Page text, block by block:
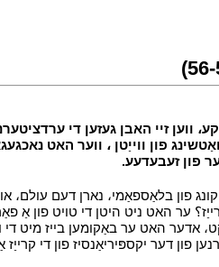
ווען זיי האבן געזען די
פון זעבעדעע.
פון בלאַספאַמי، נארן דעם עולם،
ער האט ניט היטן די טויט פון אַ
אדער האט ער באַקומען בייז
דער יקספּיריאַנסיז פון די קרייַז